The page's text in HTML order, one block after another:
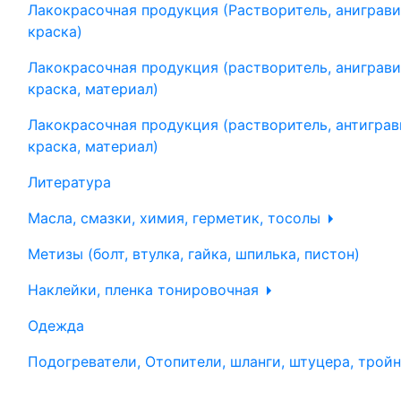
Лакокрасочная продукция (Растворитель,
краска)
Лакокрасочная продукция (растворитель,
краска, материал)
Лакокрасочная продукция (растворитель,
краска, материал)
Литература
Масла, смазки, химия, герметик, тосолы
Метизы (болт, втулка, гайка, шпилька, пистон)
Наклейки, пленка тонировочная
Одежда
Подогреватели, Отопители, шланги, штуцера,